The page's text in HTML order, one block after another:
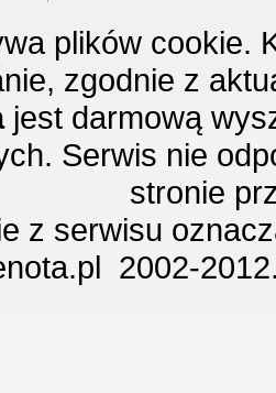
plików cookie.
zgodnie z
jest darmową
Serwis nie
stronie
z serwisu
2002-